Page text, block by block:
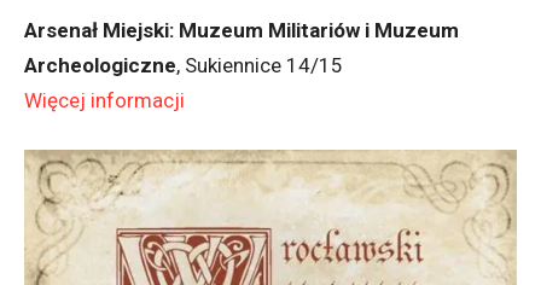
Arsenał Miejski: Muzeum Militariów i Muzeum
Archeologiczne, Sukiennice 14/15
Więcej informacji